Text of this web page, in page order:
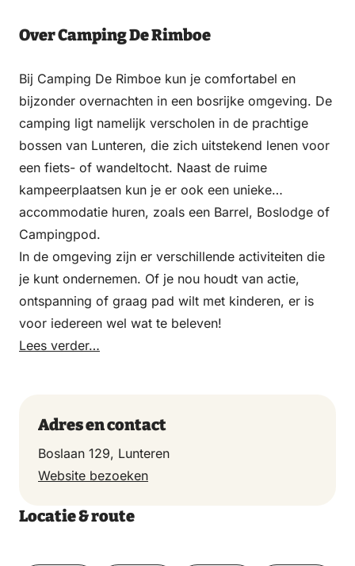
Over Camping De Rimboe
Bij Camping De Rimboe kun je comfortabel en
bijzonder overnachten in een bosrijke omgeving. De
camping ligt namelijk verscholen in de prachtige
bossen van Lunteren, die zich uitstekend lenen voor
een fiets- of wandeltocht. Naast de ruime
kampeerplaatsen kun je er ook een unieke
accommodatie huren, zoals een Barrel, Boslodge of
Campingpod.
In de omgeving zijn er verschillende activiteiten die
je kunt ondernemen. Of je nou houdt van actie,
ontspanning of graag pad wilt met kinderen, er is
voor iedereen wel wat te beleven!
Lees verder…
Adres en contact
Boslaan 129, Lunteren
Website bezoeken
Locatie & route